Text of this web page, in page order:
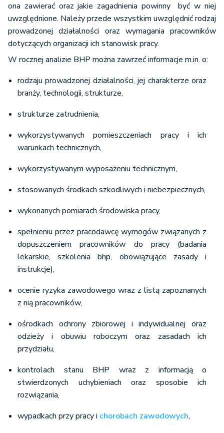
ona zawierać oraz jakie zagadnienia powinny być w niej
uwzględnione. Należy przede wszystkim uwzględnić rodzaj
prowadzonej działalności oraz wymagania pracowników
dotyczących organizacji ich stanowisk pracy.
W rocznej analizie BHP można zawrzeć informacje m.in. o:
rodzaju prowadzonej działalności, jej charakterze oraz
branży, technologii, strukturze,
strukturze zatrudnienia,
wykorzystywanych pomieszczeniach pracy i ich
warunkach technicznych,
wykorzystywanym wyposażeniu technicznym,
stosowanych środkach szkodliwych i niebezpiecznych,
wykonanych pomiarach środowiska pracy,
spełnieniu przez pracodawcę wymogów związanych z
dopuszczeniem pracowników do pracy (badania
lekarskie, szkolenia bhp, obowiązujące zasady i
instrukcje),
ocenie ryzyka zawodowego wraz z listą zapoznanych
z nią pracowników,
ośrodkach ochrony zbiorowej i indywidualnej oraz
odzieży i obuwiu roboczym oraz zasadach ich
przydziału,
kontrolach stanu BHP wraz z informacją o
stwierdzonych uchybieniach oraz sposobie ich
rozwiązania,
wypadkach przy pracy i chorobach zawodowych,